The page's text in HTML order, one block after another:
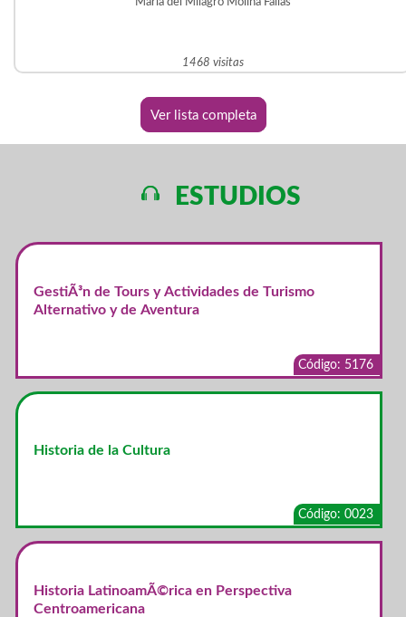
1468 visitas
Ver lista completa
ESTUDIOS
GestiÃ³n de Tours y Actividades de Turismo
Alternativo y de Aventura
Código: 5176
Historia de la Cultura
Código: 0023
Historia LatinoamÃ©rica en Perspectiva
Centroamericana